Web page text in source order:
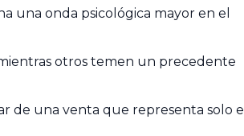
una onda psicológica mayor en el
otros temen un precedente
de una venta que representa solo el